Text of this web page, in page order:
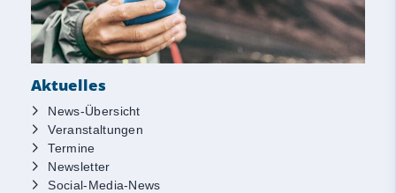
Aktuelles
News-Übersicht
Veranstaltungen
Termine
Newsletter
Social-Media-News